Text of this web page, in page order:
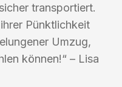
transportiert.
Pünktlichkeit
Umzug,
können!“ – Lisa